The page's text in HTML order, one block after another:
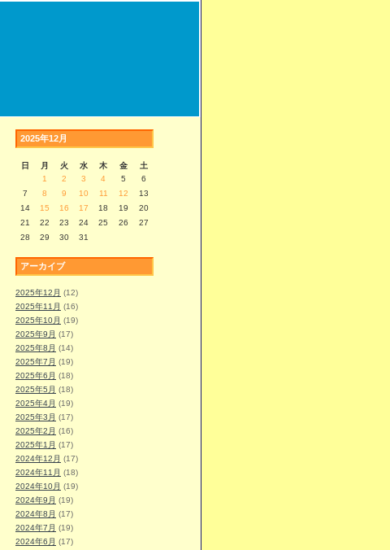
2025年12月
日 月 火 水 木 金
土
1
2 3 4 5
6
7
8 9 10 11 12
13
14
15 16 17 18 19
20
21
22 23 24 25 26
27
28
29 30 31
アーカイブ
2025年12月 (12)
2025年11月 (16)
2025年10月 (19)
2025年9月 (17)
2025年8月 (14)
2025年7月 (19)
2025年6月 (18)
2025年5月 (18)
2025年4月 (19)
2025年3月 (17)
2025年2月 (16)
2025年1月 (17)
2024年12月 (17)
2024年11月 (18)
2024年10月 (19)
2024年9月 (19)
2024年8月 (17)
2024年7月 (19)
2024年6月 (17)